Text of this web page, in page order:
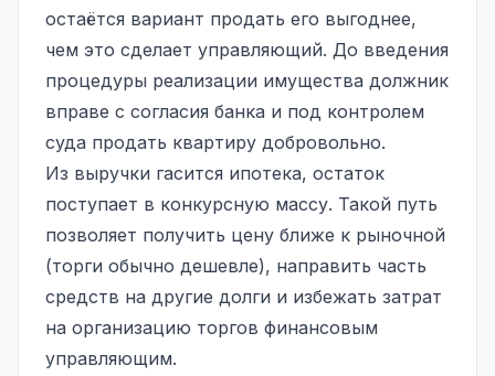
остаётся вариант продать его выгоднее,
чем это сделает управляющий. До введения
процедуры реализации имущества должник
вправе с согласия банка и под контролем
суда продать квартиру добровольно.
Из выручки гасится ипотека, остаток
поступает в конкурсную массу. Такой путь
позволяет получить цену ближе к рыночной
(торги обычно дешевле), направить часть
средств на другие долги и избежать затрат
на организацию торгов финансовым
управляющим.